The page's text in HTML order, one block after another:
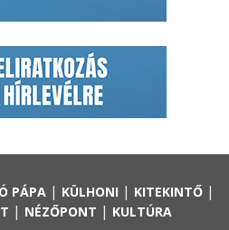
PÁPA| KÜLHONI | KITEKINTŐ|
| NÉZŐPONT | KULTÚRA